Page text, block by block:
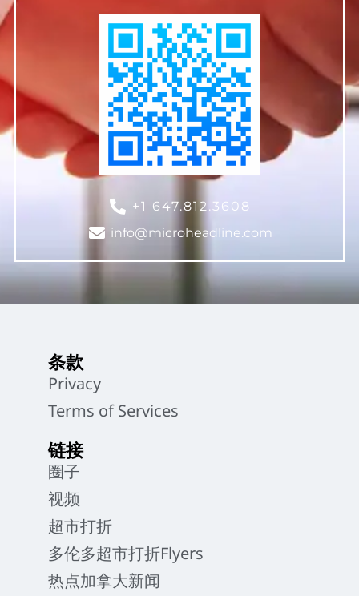
+1 647.812.3608
info@microheadline.com
条款
Privacy
Terms of Services
链接
圈子
视频
超市打折
多伦多超市打折Flyers
热点加拿大新闻